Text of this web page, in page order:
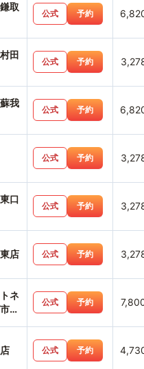
取
公式 予約
田
公式 予約
我
公式 予約
公式 予約
口
公式 予約
店 公式 予約
ネ
原
公式 予約
公式 予約